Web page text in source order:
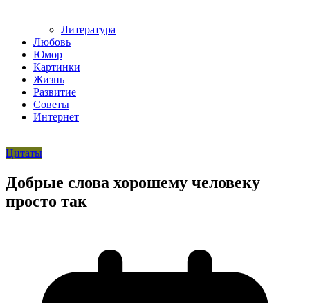
Литература
Любовь
Юмор
Картинки
Жизнь
Развитие
Советы
Интернет
Цитаты
Добрые слова хорошему человеку
просто так